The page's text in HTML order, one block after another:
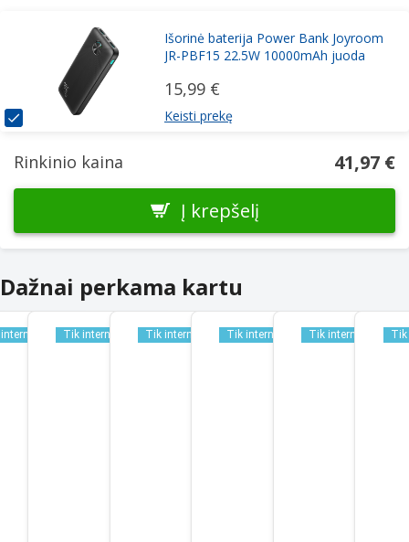
Išorinė baterija Power Bank Joyroom
JR-PBF15 22.5W 10000mAh juoda
15,99 €
Keisti prekę
Rinkinio kaina
41,97 €
Į krepšelį
Dažnai perkama kartu
Tik internetu Tik internetu Tik internetu Tik internetu Tik